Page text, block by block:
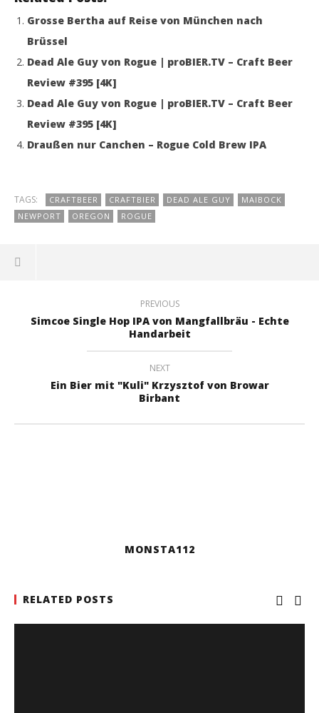
Grosse Bertha auf Reise von München nach
Brüssel
Dead Ale Guy von Rogue | proBIER.TV – Craft Beer
Review #395 [4K]
Dead Ale Guy von Rogue | proBIER.TV – Craft Beer
Review #395 [4K]
Draußen nur Canchen – Rogue Cold Brew IPA
TAGS: CRAFTBEER CRAFTBIER DEAD ALE GUY
MAIBOCK
NEWPORT
OREGON ROGUE
PREVIOUS
Simcoe Single Hop IPA von Mangfallbräu - Echte
Handarbeit
NEXT
Ein Bier mit "Kuli" Krzysztof von Browar
Birbant
MONSTA112
RELATED POSTS